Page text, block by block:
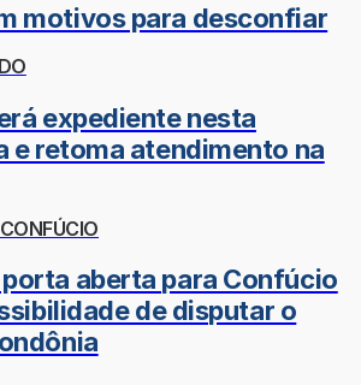
motivos para desconfiar
expediente nesta
e retoma atendimento na
aberta para Confúcio
de disputar o